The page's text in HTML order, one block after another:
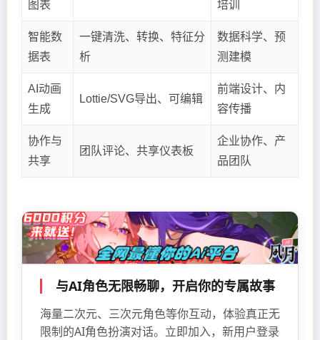
图表
培训
智能数
据表
一键清洗、转换、特征分
析
数据科学、预
测建模
AI动画
生成
Lottie/SVG导出、可编辑
前端设计、内
容传播
协作与
共享
团队评论、共享仪表板
企业协作、产
品团队
与AI角色无限畅聊，开启你的专属故事
海量二次元、三次元角色等你互动，体验真正无
限制的AI角色扮演对话。立即加入，新用户登录